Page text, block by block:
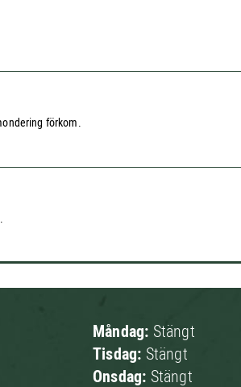
förkom.
Måndag: Stängt
Tisdag: Stängt
Onsdag: Stängt